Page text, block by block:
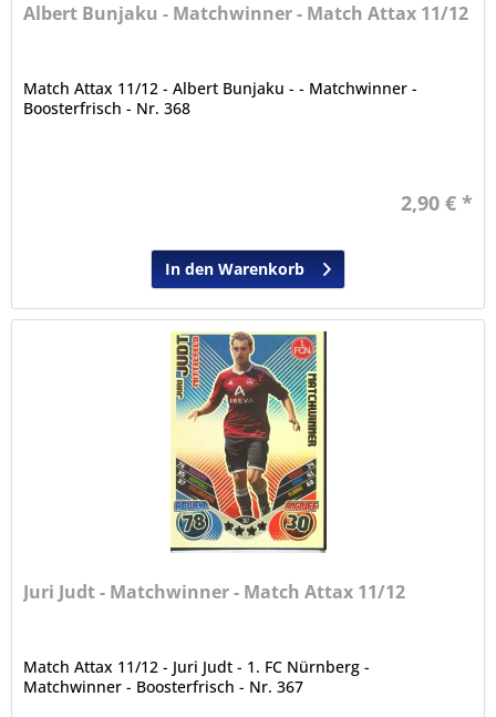
Albert Bunjaku - Matchwinner - Match Attax 11/12
Match Attax 11/12 - Albert Bunjaku - - Matchwinner -
Boosterfrisch - Nr. 368
2,90 € *
In den Warenkorb
Juri Judt - Matchwinner - Match Attax 11/12
Match Attax 11/12 - Juri Judt - 1. FC Nürnberg -
Matchwinner - Boosterfrisch - Nr. 367